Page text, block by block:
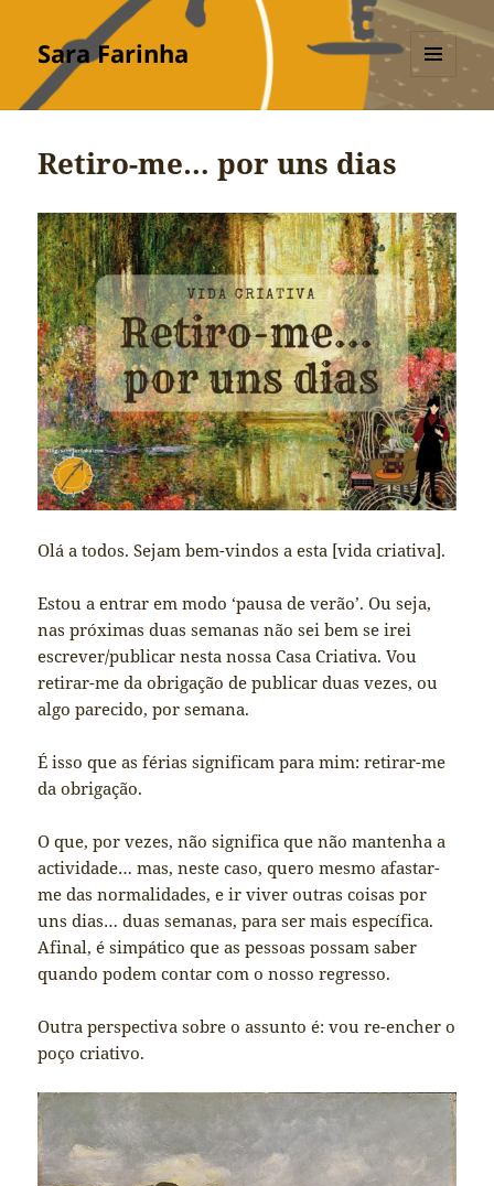
Sara Farinha
MENU
Retiro-me… por uns dias
Olá a todos. Sejam bem-vindos a esta [vida criativa].
Estou a entrar em modo ‘pausa de verão’. Ou seja,
nas próximas duas semanas não sei bem se irei
escrever/publicar nesta nossa Casa Criativa. Vou
retirar-me da obrigação de publicar duas vezes, ou
algo parecido, por semana.
É isso que as férias significam para mim: retirar-me
da obrigação.
O que, por vezes, não significa que não mantenha a
actividade… mas, neste caso, quero mesmo afastar-
me das normalidades, e ir viver outras coisas por
uns dias… duas semanas, para ser mais específica.
Afinal, é simpático que as pessoas possam saber
quando podem contar com o nosso regresso.
Outra perspectiva sobre o assunto é: vou re-encher o
poço criativo.